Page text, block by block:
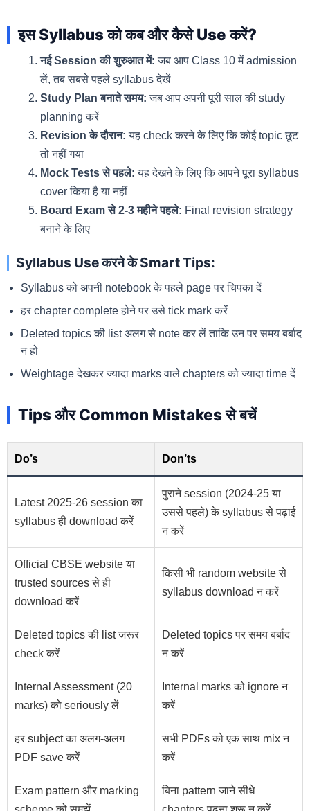
इस Syllabus को कब और कैसे Use करें?
नई Session की शुरुआत में: जब आप Class 10 में admission
लें, तब सबसे पहले syllabus देखें
Study Plan बनाते समय: जब आप अपनी पूरी साल की study
planning करें
Revision के दौरान: यह check करने के लिए कि कोई topic छूट
तो नहीं गया
Mock Tests से पहले: यह देखने के लिए कि आपने पूरा syllabus
cover किया है या नहीं
Board Exam से 2-3 महीने पहले: Final revision strategy
बनाने के लिए
Syllabus Use करने के Smart Tips:
Syllabus को अपनी notebook के पहले page पर चिपका दें
हर chapter complete होने पर उसे tick mark करें
Deleted topics की list अलग से note कर लें ताकि उन पर समय बर्बाद
न हो
Weightage देखकर ज्यादा marks वाले chapters को ज्यादा time दें
Tips और Common Mistakes से बचें
Do’s Don’ts
Latest 2025-26 session का
syllabus ही download करें
पुराने session (2024-25 या
उससे पहले) के syllabus से पढ़ाई
न करें
Official CBSE website या
trusted sources से ही
download करें
किसी भी random website से
syllabus download न करें
Deleted topics की list जरूर
check करें
Deleted topics पर समय बर्बाद
न करें
Internal Assessment (20
marks) को seriously लें
Internal marks को ignore न
करें
हर subject का अलग-अलग
PDF save करें
सभी PDFs को एक साथ mix न
करें
Exam pattern और marking
बिना pattern जाने सीधे